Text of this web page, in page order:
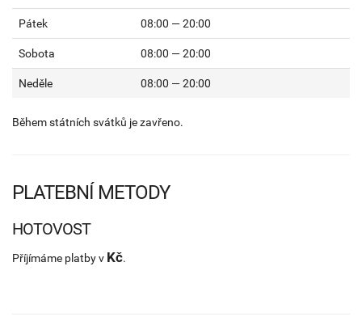
Pátek 08:00 — 20:00
Sobota 08:00 — 20:00
Neděle 08:00 — 20:00
Během státních svátků je zavřeno.
PLATEBNÍ METODY
HOTOVOST
Příjímáme platby v Kč.